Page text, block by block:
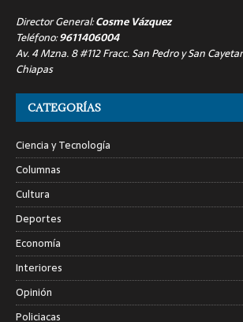
Director General:Cosme Vázquez
Teléfono:9611406004
Av. 4 Mzna. 8 #112 Fracc. San Pedro y San
Chiapas
CATEGORÍAS
Ciencia y Tecnología
Columnas
Cultura
Deportes
Economía
Interiores
Opinión
Policiacas